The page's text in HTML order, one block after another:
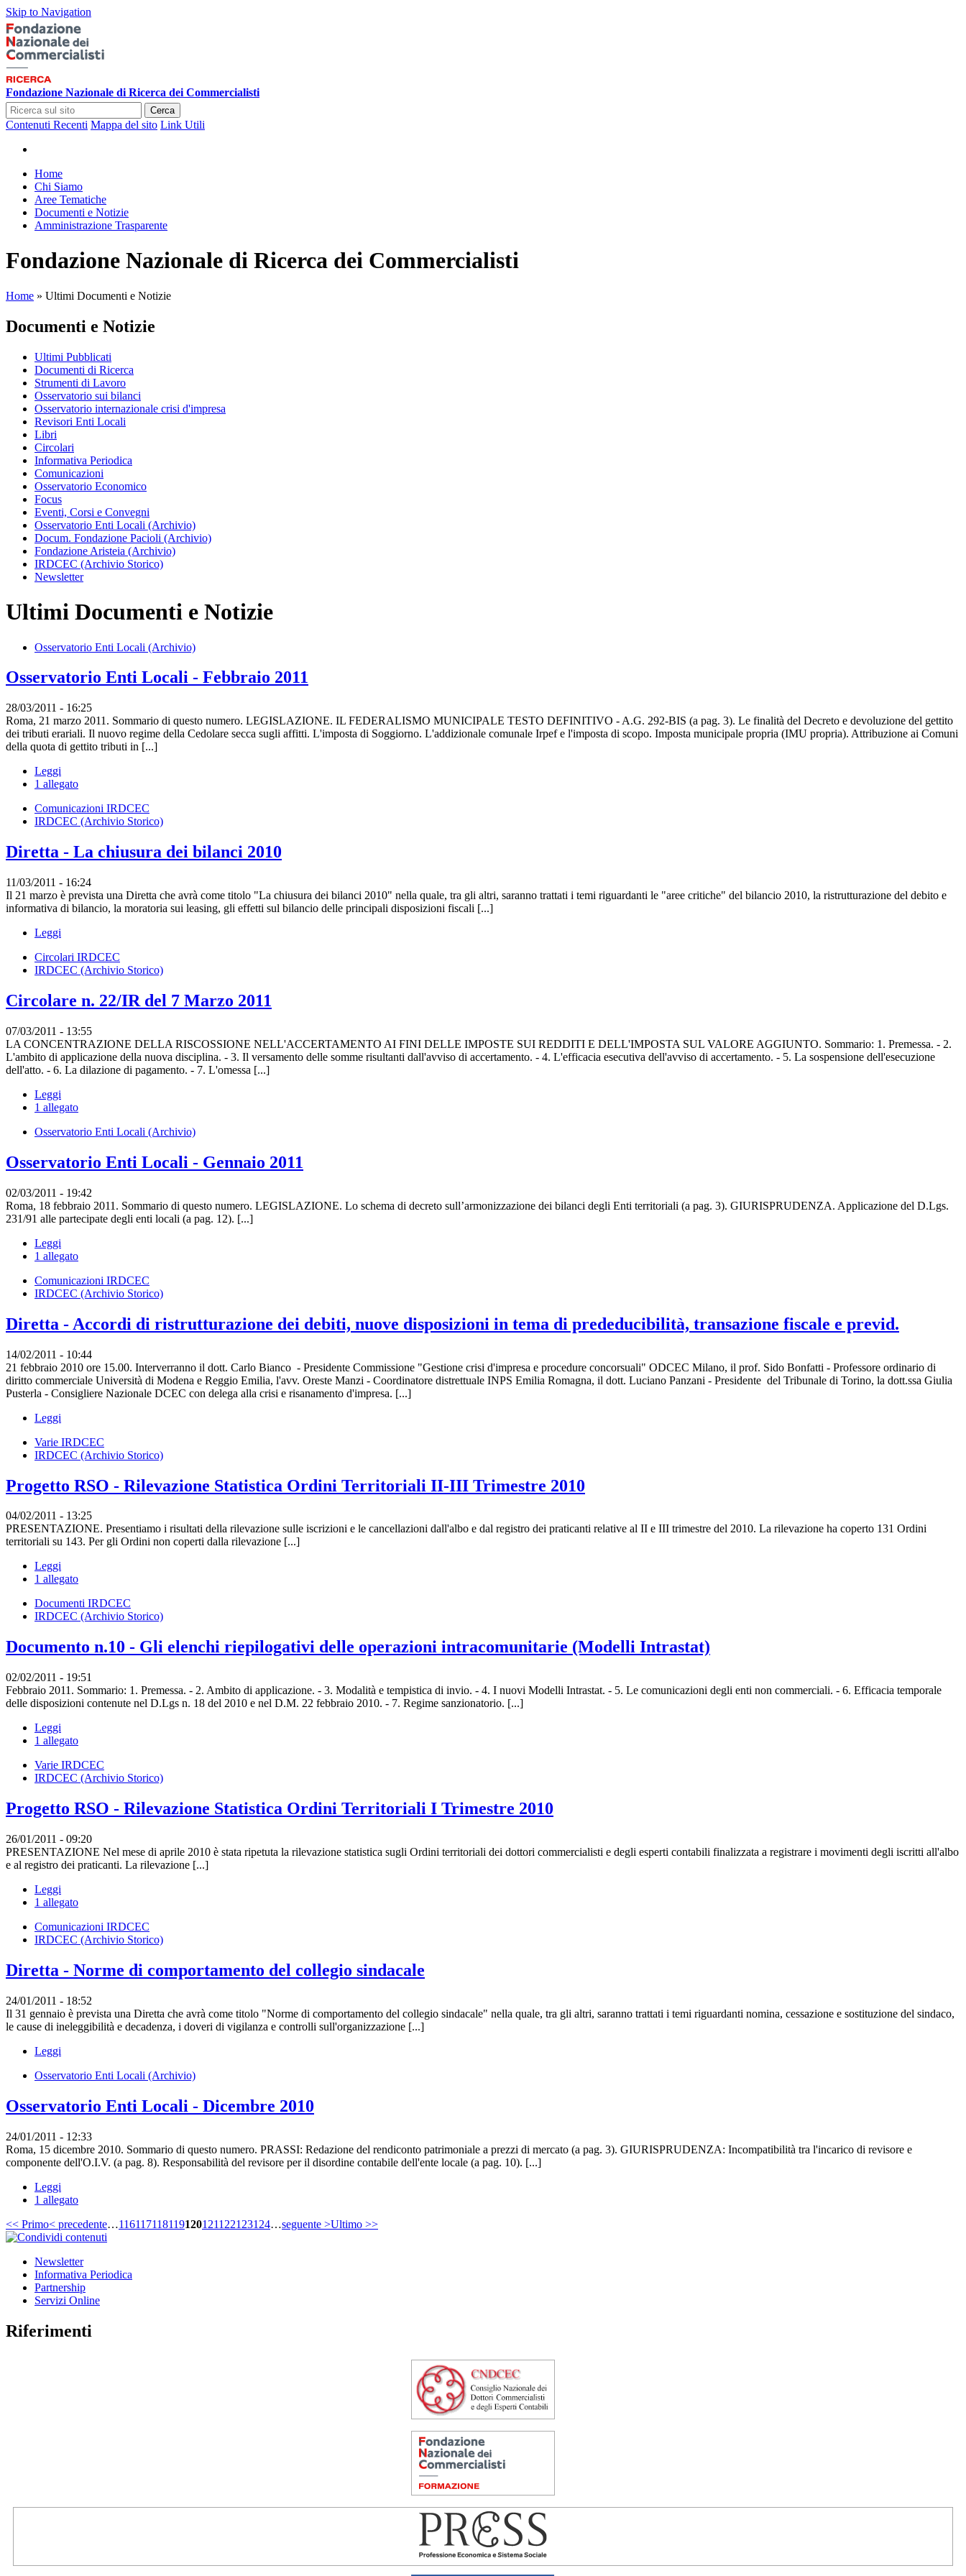
Skip to Navigation
Fondazione Nazionale di Ricerca dei Commercialisti
Cerca
Contenuti Recenti Mappa del sito Link Utili
Home
Chi Siamo
Aree Tematiche
Documenti e Notizie
Amministrazione Trasparente
Fondazione Nazionale di Ricerca dei Commercialisti
Home » Ultimi Documenti e Notizie
Documenti e Notizie
Ultimi Pubblicati
Documenti di Ricerca
Strumenti di Lavoro
Osservatorio sui bilanci
Osservatorio internazionale crisi d'impresa
Revisori Enti Locali
Libri
Circolari
Informativa Periodica
Comunicazioni
Osservatorio Economico
Focus
Eventi, Corsi e Convegni
Osservatorio Enti Locali (Archivio)
Docum. Fondazione Pacioli (Archivio)
Fondazione Aristeia (Archivio)
IRDCEC (Archivio Storico)
Newsletter
Ultimi Documenti e Notizie
Osservatorio Enti Locali (Archivio)
Osservatorio Enti Locali - Febbraio 2011
28/03/2011 - 16:25
Roma, 21 marzo 2011. Sommario di questo numero. LEGISLAZIONE. IL FEDERALISMO MUNICIPALE TESTO DEFINITIVO - A.G. 292-BIS (a pag. 3). Le finalità del Decreto e devoluzione del gettito
dei tributi erariali. Il nuovo regime della Cedolare secca sugli affitti. L'imposta di Soggiorno. L'addizionale comunale Irpef e l'imposta di scopo. Imposta municipale propria (IMU propria). Attribuzione ai Comuni
della quota di gettito tributi in [...]
Leggi
1 allegato
Comunicazioni IRDCEC
IRDCEC (Archivio Storico)
Diretta - La chiusura dei bilanci 2010
11/03/2011 - 16:24
Il 21 marzo è prevista una Diretta che avrà come titolo "La chiusura dei bilanci 2010" nella quale, tra gli altri, saranno trattati i temi riguardanti le "aree critiche" del bilancio 2010, la ristrutturazione del debito e
informativa di bilancio, la moratoria sui leasing, gli effetti sul bilancio delle principali disposizioni fiscali [...]
Leggi
Circolari IRDCEC
IRDCEC (Archivio Storico)
Circolare n. 22/IR del 7 Marzo 2011
07/03/2011 - 13:55
LA CONCENTRAZIONE DELLA RISCOSSIONE NELL'ACCERTAMENTO AI FINI DELLE IMPOSTE SUI REDDITI E DELL'IMPOSTA SUL VALORE AGGIUNTO. Sommario: 1. Premessa. - 2.
L'ambito di applicazione della nuova disciplina. - 3. Il versamento delle somme risultanti dall'avviso di accertamento. - 4. L'efficacia esecutiva dell'avviso di accertamento. - 5. La sospensione dell'esecuzione
dell'atto. - 6. La dilazione di pagamento. - 7. L'omessa [...]
Leggi
1 allegato
Osservatorio Enti Locali (Archivio)
Osservatorio Enti Locali - Gennaio 2011
02/03/2011 - 19:42
Roma, 18 febbraio 2011. Sommario di questo numero. LEGISLAZIONE. Lo schema di decreto sull’armonizzazione dei bilanci degli Enti territoriali (a pag. 3). GIURISPRUDENZA. Applicazione del D.Lgs.
231/91 alle partecipate degli enti locali (a pag. 12). [...]
Leggi
1 allegato
Comunicazioni IRDCEC
IRDCEC (Archivio Storico)
Diretta - Accordi di ristrutturazione dei debiti, nuove disposizioni in tema di prededucibilità, transazione fiscale e previd.
14/02/2011 - 10:44
21 febbraio 2010 ore 15.00. Interverranno il dott. Carlo Bianco - Presidente Commissione "Gestione crisi d'impresa e procedure concorsuali" ODCEC Milano, il prof. Sido Bonfatti - Professore ordinario di
diritto commerciale Università di Modena e Reggio Emilia, l'avv. Oreste Manzi - Coordinatore distrettuale INPS Emilia Romagna, il dott. Luciano Panzani - Presidente del Tribunale di Torino, la dott.ssa Giulia
Pusterla - Consigliere Nazionale DCEC con delega alla crisi e risanamento d'impresa. [...]
Leggi
Varie IRDCEC
IRDCEC (Archivio Storico)
Progetto RSO - Rilevazione Statistica Ordini Territoriali II-III Trimestre 2010
04/02/2011 - 13:25
PRESENTAZIONE. Presentiamo i risultati della rilevazione sulle iscrizioni e le cancellazioni dall'albo e dal registro dei praticanti relative al II e III trimestre del 2010. La rilevazione ha coperto 131 Ordini
territoriali su 143. Per gli Ordini non coperti dalla rilevazione [...]
Leggi
1 allegato
Documenti IRDCEC
IRDCEC (Archivio Storico)
Documento n.10 - Gli elenchi riepilogativi delle operazioni intracomunitarie (Modelli Intrastat)
02/02/2011 - 19:51
Febbraio 2011. Sommario: 1. Premessa. - 2. Ambito di applicazione. - 3. Modalità e tempistica di invio. - 4. I nuovi Modelli Intrastat. - 5. Le comunicazioni degli enti non commerciali. - 6. Efficacia temporale
delle disposizioni contenute nel D.Lgs n. 18 del 2010 e nel D.M. 22 febbraio 2010. - 7. Regime sanzionatorio. [...]
Leggi
1 allegato
Varie IRDCEC
IRDCEC (Archivio Storico)
Progetto RSO - Rilevazione Statistica Ordini Territoriali I Trimestre 2010
26/01/2011 - 09:20
PRESENTAZIONE Nel mese di aprile 2010 è stata ripetuta la rilevazione statistica sugli Ordini territoriali dei dottori commercialisti e degli esperti contabili finalizzata a registrare i movimenti degli iscritti all'albo
e al registro dei praticanti. La rilevazione [...]
Leggi
1 allegato
Comunicazioni IRDCEC
IRDCEC (Archivio Storico)
Diretta - Norme di comportamento del collegio sindacale
24/01/2011 - 18:52
Il 31 gennaio è prevista una Diretta che avrà come titolo "Norme di comportamento del collegio sindacale" nella quale, tra gli altri, saranno trattati i temi riguardanti nomina, cessazione e sostituzione del sindaco,
le cause di ineleggibilità e decadenza, i doveri di vigilanza e controlli sull'organizzazione [...]
Leggi
Osservatorio Enti Locali (Archivio)
Osservatorio Enti Locali - Dicembre 2010
24/01/2011 - 12:33
Roma, 15 dicembre 2010. Sommario di questo numero. PRASSI: Redazione del rendiconto patrimoniale a prezzi di mercato (a pag. 3). GIURISPRUDENZA: Incompatibilità tra l'incarico di revisore e
componente dell'O.I.V. (a pag. 8). Responsabilità del revisore per il disordine contabile dell'ente locale (a pag. 10). [...]
Leggi
1 allegato
<< Primo< precedente…116117118119120121122123124…seguente >Ultimo >>
Newsletter
Informativa Periodica
Partnership
Servizi Online
Riferimenti